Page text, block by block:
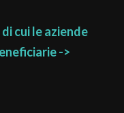
cui le aziende
->